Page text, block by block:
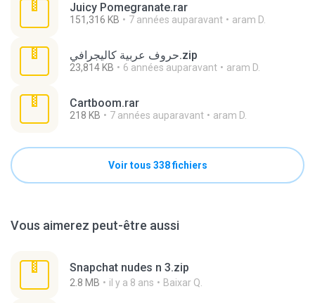
Juicy Pomegranate.rar
151,316 KB 7 années auparavant aram D.
حروف عربية كاليجرافي.zip
23,814 KB 6 années auparavant aram D.
Cartboom.rar
218 KB 7 années auparavant aram D.
Voir tous 338 fichiers
Vous aimerez peut-être aussi
Snapchat nudes n 3.zip
2.8 MB il y a 8 ans Baixar Q.